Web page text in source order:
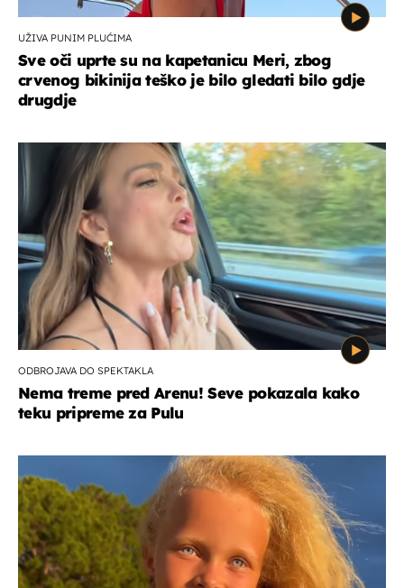
UŽIVA PUNIM PLUĆIMA
Sve oči uprte su na kapetanicu Meri, zbog
crvenog bikinija teško je bilo gledati bilo gdje
drugdje
ODBROJAVA DO SPEKTAKLA
Nema treme pred Arenu! Seve pokazala kako
teku pripreme za Pulu